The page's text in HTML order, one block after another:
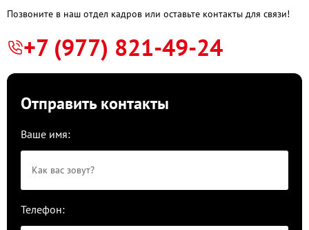
Позвоните в наш отдел кадров или оставьте контакты для связи!
+7 (977) 821-49-24
Отправить контакты
Ваше имя:
Телефон: